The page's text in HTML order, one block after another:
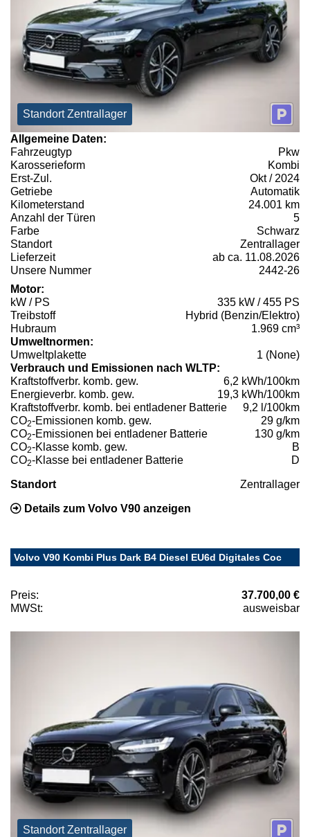
Standort Zentrallager
Allgemeine Daten:
Fahrzeugtyp
Pkw
Karosserieform
Kombi
Erst-Zul.
Okt / 2024
Getriebe
Automatik
Kilometerstand
24.001 km
Anzahl der Türen
5
Farbe
Schwarz
Standort
Zentrallager
Lieferzeit
ab ca. 11.08.2026
Unsere Nummer
2442-26
Motor:
kW / PS
335 kW / 455 PS
Treibstoff
Hybrid (Benzin/Elektro)
Hubraum
1.969 cm³
Umweltnormen:
Umweltplakette
1 (None)
Verbrauch und Emissionen nach WLTP:
Kraftstoffverbr. komb. gew.
6,2 kWh/100km
Energieverbr. komb. gew.
19,3 kWh/100km
Kraftstoffverbr. komb. bei entladener Batterie
9,2 l/100km
CO2-Emissionen komb. gew.
29 g/km
CO2-Emissionen bei entladener Batterie
130 g/km
CO2-Klasse komb. gew.
B
CO2-Klasse bei entladener Batterie D
Standort Zentrallager
Details zum Volvo V90 anzeigen
Volvo V90 Kombi Plus Dark B4 Diesel EU6d Digitales Coc
Preis:
37.700,00 €
MWSt:
ausweisbar
Standort Zentrallager